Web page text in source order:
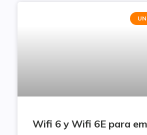
Wifi 6 y Wifi 6E para